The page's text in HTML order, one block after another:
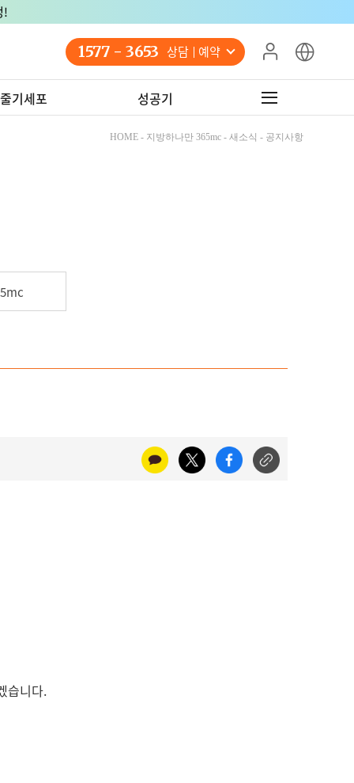
!
1577 - 3653 상담 예약
기세포 성공기
HOME - 지방하나만 365mc - 새소식 - 공지사항
습니다.